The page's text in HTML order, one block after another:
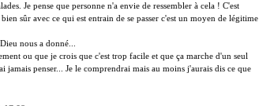
Je pense que personne n'a envie de ressembler à cela ! C'est
sûr avec ce qui est entrain de se passer c'est un moyen de légitime
nous a donné...
ou que je crois que c'est trop facile et que ça marche d'un seul
jamais penser... Je le comprendrai mais au moins j'aurais dis ce que